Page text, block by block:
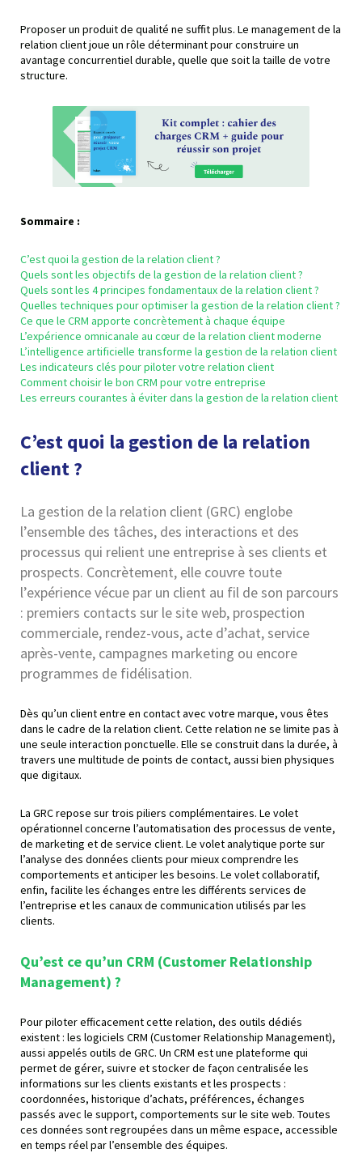
Proposer un produit de qualité ne suffit plus. Le management de la
relation client joue un rôle déterminant pour construire un
avantage concurrentiel durable, quelle que soit la taille de votre
structure.
Sommaire :
C’est quoi la gestion de la relation client ?
Quels sont les objectifs de la gestion de la relation client ?
Quels sont les 4 principes fondamentaux de la relation client ?
Quelles techniques pour optimiser la gestion de la relation client ?
Ce que le CRM apporte concrètement à chaque équipe
L’expérience omnicanale au cœur de la relation client moderne
L’intelligence artificielle transforme la gestion de la relation client
Les indicateurs clés pour piloter votre relation client
Comment choisir le bon CRM pour votre entreprise
Les erreurs courantes à éviter dans la gestion de la relation client
C’est quoi la gestion de la relation
client ?
La gestion de la relation client (GRC) englobe
l’ensemble des tâches, des interactions et des
processus qui relient une entreprise à ses clients et
prospects. Concrètement, elle couvre toute
l’expérience vécue par un client au fil de son parcours
: premiers contacts sur le site web, prospection
commerciale, rendez-vous, acte d’achat, service
après-vente, campagnes marketing ou encore
programmes de fidélisation.
Dès qu’un client entre en contact avec votre marque, vous êtes
dans le cadre de la relation client. Cette relation ne se limite pas à
une seule interaction ponctuelle. Elle se construit dans la durée, à
travers une multitude de points de contact, aussi bien physiques
que digitaux.
La GRC repose sur trois piliers complémentaires. Le volet
opérationnel concerne l’automatisation des processus de vente,
de marketing et de service client. Le volet analytique porte sur
l’analyse des données clients pour mieux comprendre les
comportements et anticiper les besoins. Le volet collaboratif,
enfin, facilite les échanges entre les différents services de
l’entreprise et les canaux de communication utilisés par les
clients.
Qu’est ce qu’un CRM (Customer Relationship
Management) ?
Pour piloter efficacement cette relation, des outils dédiés
existent : les logiciels CRM (Customer Relationship Management),
aussi appelés outils de GRC. Un CRM est une plateforme qui
permet de gérer, suivre et stocker de façon centralisée les
informations sur les clients existants et les prospects :
coordonnées, historique d’achats, préférences, échanges
passés avec le support, comportements sur le site web. Toutes
ces données sont regroupées dans un même espace, accessible
en temps réel par l’ensemble des équipes.